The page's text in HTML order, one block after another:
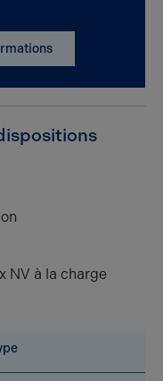
NV à la charge